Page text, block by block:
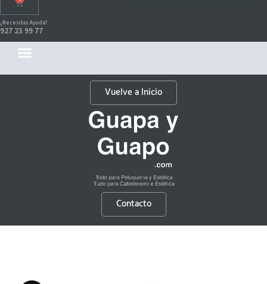
¿Necesitas Ayuda?
927 23 99 77
Vuelve a Inicio
Contacto